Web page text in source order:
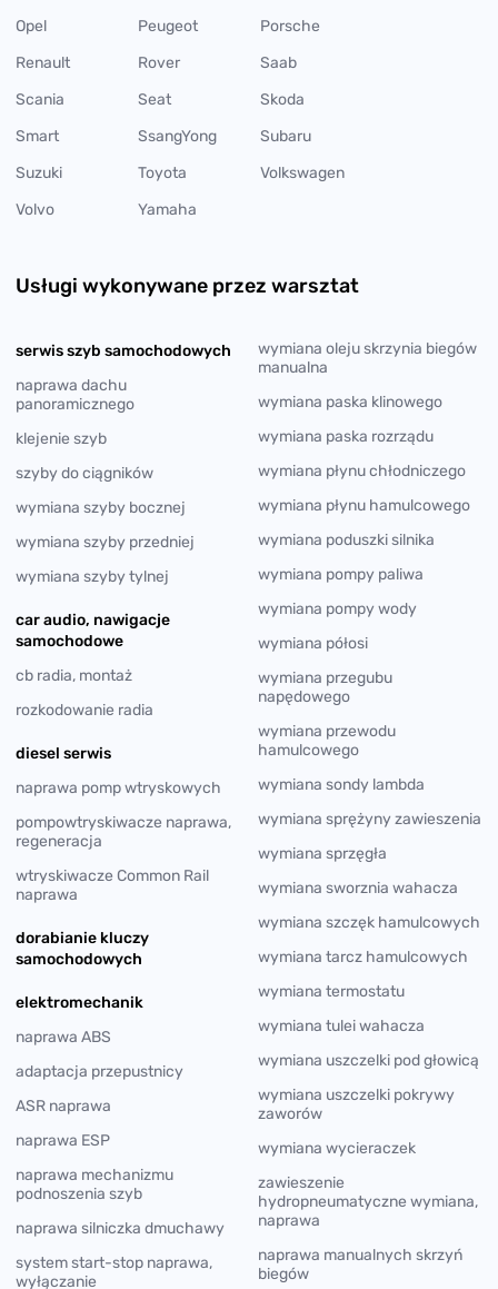
Opel
Peugeot
Porsche
Renault
Rover
Saab
Scania
Seat
Skoda
Smart
SsangYong
Subaru
Suzuki
Toyota
Volkswagen
Volvo
Yamaha
Usługi wykonywane przez warsztat
serwis szyb samochodowych
naprawa dachu
panoramicznego
klejenie szyb
szyby do ciągników
wymiana szyby bocznej
wymiana szyby przedniej
wymiana szyby tylnej
car audio, nawigacje
samochodowe
cb radia, montaż
rozkodowanie radia
diesel serwis
naprawa pomp wtryskowych
pompowtryskiwacze naprawa,
regeneracja
wtryskiwacze Common Rail
naprawa
dorabianie kluczy
samochodowych
elektromechanik
naprawa ABS
adaptacja przepustnicy
ASR naprawa
naprawa ESP
naprawa mechanizmu
podnoszenia szyb
naprawa silniczka dmuchawy
system start-stop naprawa,
wyłączanie
wymiana oleju skrzynia biegów
manualna
wymiana paska klinowego
wymiana paska rozrządu
wymiana płynu chłodniczego
wymiana płynu hamulcowego
wymiana poduszki silnika
wymiana pompy paliwa
wymiana pompy wody
wymiana półosi
wymiana przegubu
napędowego
wymiana przewodu
hamulcowego
wymiana sondy lambda
wymiana sprężyny zawieszenia
wymiana sprzęgła
wymiana sworznia wahacza
wymiana szczęk hamulcowych
wymiana tarcz hamulcowych
wymiana termostatu
wymiana tulei wahacza
wymiana uszczelki pod głowicą
wymiana uszczelki pokrywy
zaworów
wymiana wycieraczek
zawieszenie
hydropneumatyczne wymiana,
naprawa
naprawa manualnych skrzyń
biegów